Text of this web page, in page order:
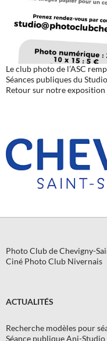
Le club photo de l’ASC
Séances publiques du Studio
Retour sur notre exposition
Photo Club de Chevigny-
Ciné Photo Club Nivernais
ACTUALITÉS
Recherche modèles pour
Séance publique Ani-Studio